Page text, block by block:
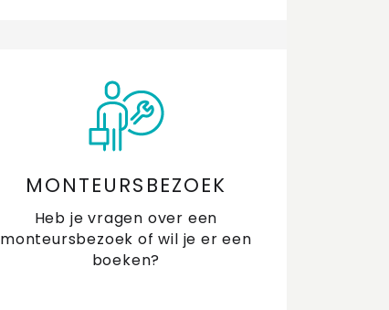
MONTEURSBEZOEK
Heb je vragen over een
monteursbezoek of wil je er een
boeken?